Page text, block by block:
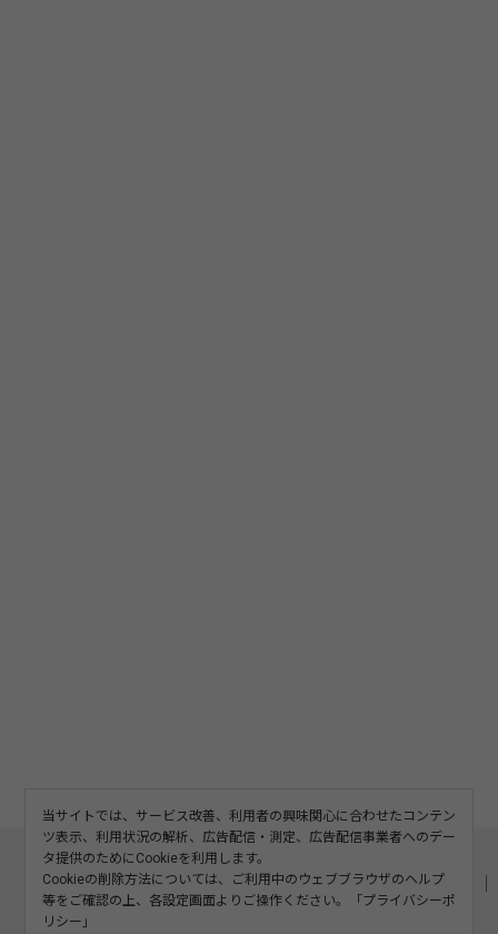
このサイトについて 利用規約
記事の二次利用について
プライバシーポリシー
お問い合わせ
運営会社
当サイトでは、サービス改善、利用者の興味関心に合わせたコンテン
ツ表示、利用状況の解析、広告配信・測定、広告配信事業者へのデー
タ提供のためにCookieを利用します。
Cookieの削除方法については、ご利用中のウェブブラウザのヘルプ
等をご確認の上、各設定画面よりご操作ください。「プライバシーポ
リシー 」